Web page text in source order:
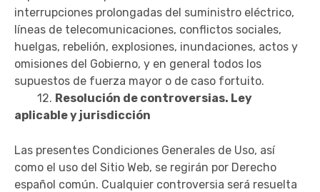
interrupciones prolongadas del suministro eléctrico,
líneas de telecomunicaciones, conflictos sociales,
huelgas, rebelión, explosiones, inundaciones, actos y
omisiones del Gobierno, y en general todos los
supuestos de fuerza mayor o de caso fortuito.
12. Resolución de controversias. Ley
aplicable y jurisdicción
Las presentes Condiciones Generales de Uso, así
como el uso del Sitio Web, se regirán por Derecho
español común. Cualquier controversia será resuelta